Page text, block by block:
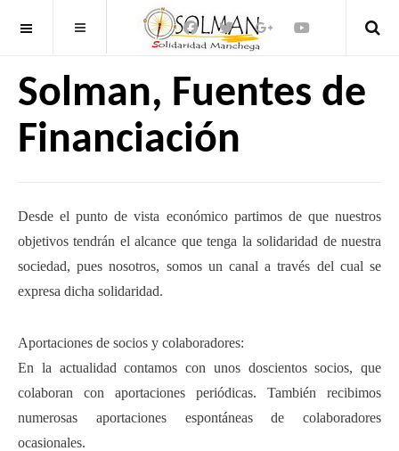
OFF CANVAS
Solman, Fuentes de
Financiación
Desde el punto de vista económico partimos de que nuestros
objetivos tendrán el alcance que tenga la solidaridad de nuestra
sociedad, pues nosotros, somos un canal a través del cual se
expresa dicha solidaridad.
Aportaciones de socios y colaboradores:
En la actualidad contamos con unos doscientos socios, que
colaboran con aportaciones periódicas. También recibimos
numerosas aportaciones espontáneas de colaboradores
ocasionales.